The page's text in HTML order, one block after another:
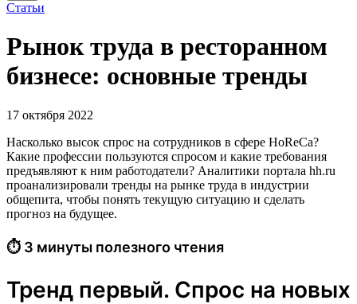
Статьи
Рынок труда в ресторанном
бизнесе: основные тренды
17 октября 2022
Насколько высок спрос на сотрудников в сфере HoReCa?
Какие профессии пользуются спросом и какие требования
предъявляют к ним работодатели? Аналитики портала hh.ru
проанализировали тренды на рынке труда в индустрии
общепита, чтобы понять текущую ситуацию и сделать
прогноз на будущее.
⏱ 3 минуты полезного чтения
Тренд первый. Спрос на новых